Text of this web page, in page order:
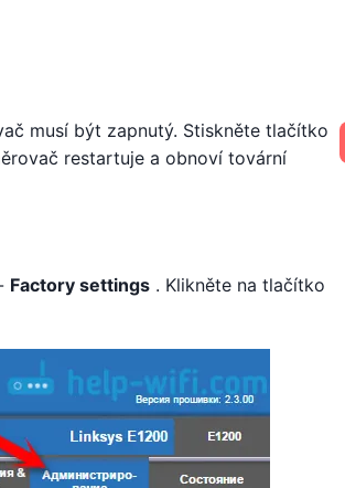
musí být zapnutý. Stiskněte tlačítko
restartuje a obnoví tovární
Factory settings . Klikněte na tlačítko